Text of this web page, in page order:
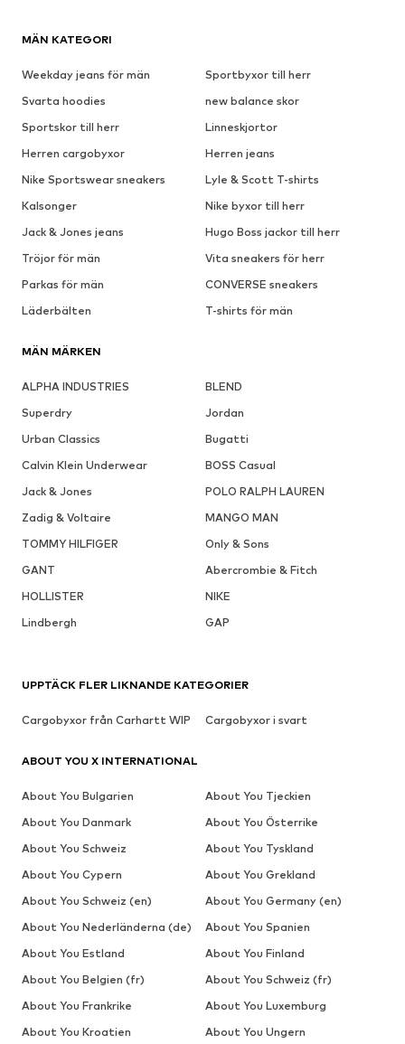
MÄN KATEGORI
Weekday jeans för män
Sportbyxor till herr
Svarta hoodies
new balance skor
Sportskor till herr
Linneskjortor
Herren cargobyxor
Herren jeans
Nike Sportswear sneakers
Lyle & Scott T-shirts
Kalsonger
Nike byxor till herr
Jack & Jones jeans
Hugo Boss jackor till herr
Tröjor för män
Vita sneakers för herr
Parkas för män
CONVERSE sneakers
Läderbälten
T-shirts för män
MÄN MÄRKEN
ALPHA INDUSTRIES
BLEND
Superdry
Jordan
Urban Classics
Bugatti
Calvin Klein Underwear
BOSS Casual
Jack & Jones
POLO RALPH LAUREN
Zadig & Voltaire
MANGO MAN
TOMMY HILFIGER
Only & Sons
GANT
Abercrombie & Fitch
HOLLISTER
NIKE
Lindbergh
GAP
UPPTÄCK FLER LIKNANDE KATEGORIER
Cargobyxor från Carhartt WIP Cargobyxor i svart
ABOUT YOU X INTERNATIONAL
About You Bulgarien
About You Tjeckien
About You Danmark
About You Österrike
About You Schweiz
About You Tyskland
About You Cypern
About You Grekland
About You Schweiz (en)
About You Germany (en)
About You Nederländerna (de)
About You Spanien
About You Estland
About You Finland
About You Belgien (fr)
About You Schweiz (fr)
About You Frankrike
About You Luxemburg
About You Kroatien
About You Ungern